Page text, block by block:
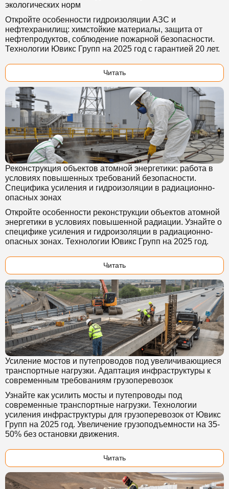
экологических норм
Откройте особенности гидроизоляции АЗС и
нефтехранилищ: химстойкие материалы, защита от
нефтепродуктов, соблюдение пожарной безопасности.
Технологии Ювикс Групп на 2025 год с гарантией 20 лет.
Читать
Реконструкция объектов атомной энергетики: работа в
условиях повышенных требований безопасности.
Специфика усиления и гидроизоляции в радиационно-
опасных зонах
Откройте особенности реконструкции объектов атомной
энергетики в условиях повышенной радиации. Узнайте о
специфике усиления и гидроизоляции в радиационно-
опасных зонах. Технологии Ювикс Групп на 2025 год.
Читать
Усиление мостов и путепроводов под увеличивающиеся
транспортные нагрузки. Адаптация инфраструктуры к
современным требованиям грузоперевозок
Узнайте как усилить мосты и путепроводы под
современные транспортные нагрузки. Технологии
усиления инфраструктуры для грузоперевозок от Ювикс
Групп на 2025 год. Увеличение грузоподъемности на 35-
50% без остановки движения.
Читать